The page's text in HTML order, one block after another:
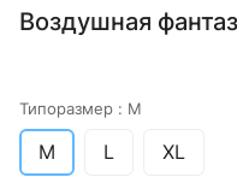
Воздушная
Типоразмер : M
M L XL